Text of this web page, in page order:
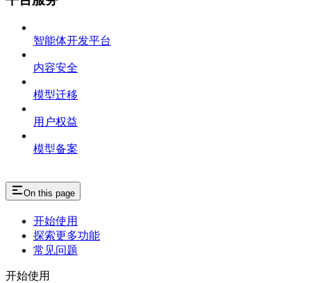
智能体开发平台
内容安全
模型迁移
用户权益
模型备案
On this page
开始使用
探索更多功能
常见问题
开始使用